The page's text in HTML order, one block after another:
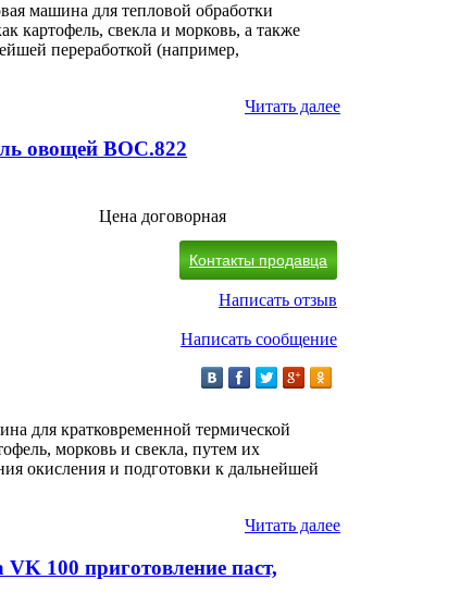
машина для тепловой обработки
картофель, свекла и морковь, а также
переработкой (например,
Читать далее
овощей ВОС.822
Цена договорная
Контакты продавца
Написать отзыв
Написать сообщение
для кратковременной термической
морковь и свекла, путем их
окисления и подготовки к дальнейшей
Читать далее
100 приготовление паст,